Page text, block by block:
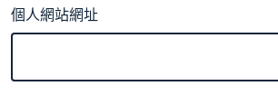
個人網站網址